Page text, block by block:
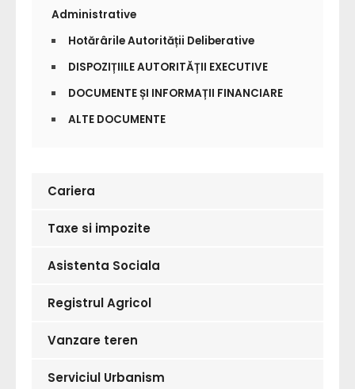
Administrative
Hotărârile Autorității Deliberative
DISPOZIȚIILE AUTORITĂȚII EXECUTIVE
DOCUMENTE ȘI INFORMAȚII FINANCIARE
ALTE DOCUMENTE
Cariera
Taxe si impozite
Asistenta Sociala
Registrul Agricol
Vanzare teren
Serviciul Urbanism